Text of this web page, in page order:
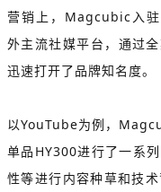
营销上，Magcubic入
外主流社媒平台，通过
迅速打开了品牌知名度。
以YouTube为例，
单品HY300进行了一系
性等进行内容种草和技